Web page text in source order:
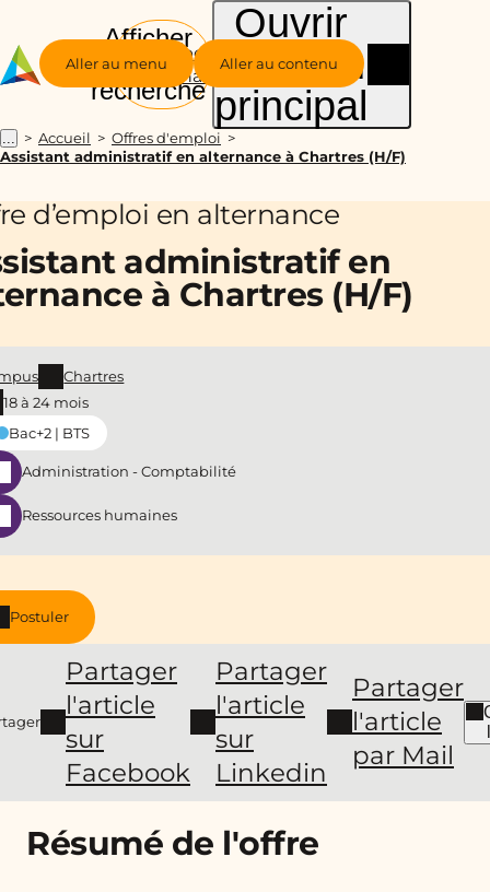
Aller au menu Aller au contenu
Groupe
Alternance
Afficher
la
recherche
Ouvrir
le menu
principal
... Accueil
Offres d'emploi
Assistant administratif en alternance à Chartres (H/F)
d’emploi en alternance
administratif en
à Chartres (H/F)
Postuler
Partager
l'article
sur
Facebook
Partager
l'article
sur
Linkedin
Partager
l'article
par Mail
Chartres
18 à 24 mois
Bac+2 | BTS
Administration - Comptabilité
Ressources humaines
Résumé de l'offre